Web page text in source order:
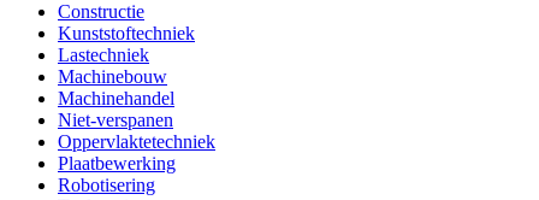
Constructie
Kunststoftechniek
Lastechniek
Machinebouw
Machinehandel
Niet-verspanen
Oppervlaktetechniek
Plaatbewerking
Robotisering